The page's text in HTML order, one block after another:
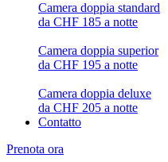
Camera doppia standard
da CHF 185 a notte
Camera doppia superior
da CHF 195 a notte
Camera doppia deluxe
da CHF 205 a notte
Contatto
Prenota ora